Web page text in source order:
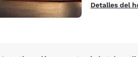
Ireland
English
Detalles del